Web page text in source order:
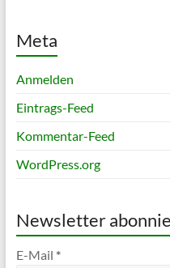
Meta
Anmelden
Eintrags-Feed
Kommentar-Feed
WordPress.org
Newsletter
E-Mail *